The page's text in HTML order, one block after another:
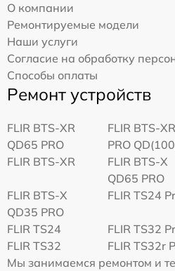
О компании
Ремонтируемые модели
Наши услуги
Согласие на обработку
Способы оплаты
Ремонт устройств
FLIR BTS-XR
QD65 PRO
FLIR BTS-XR
PRO
FLIR BTS-XR
FLIR BTS-X
QD65 PRO
FLIR BTS-X
QD35 PRO
FLIR TS24
FLIR TS24
FLIR TS32
FLIR TS32
FLIR TS32r
Мы занимаемся ремонтом и